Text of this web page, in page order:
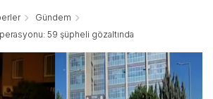
Gündem
59 şüpheli gözaltında